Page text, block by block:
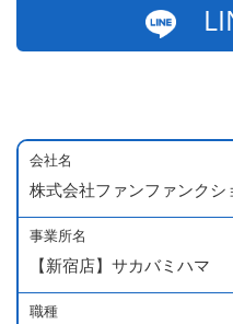
会社名
株式会社ファンファンクシ
事業所名
【新宿店】サカバミハマ
職種